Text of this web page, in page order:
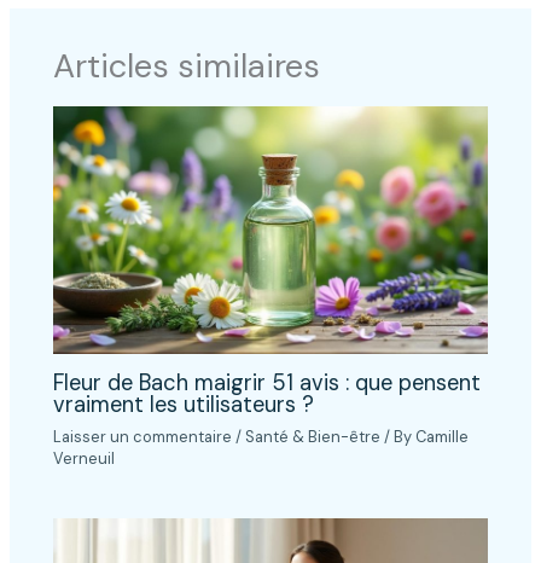
Articles similaires
Fleur de Bach maigrir 51 avis : que pensent
vraiment les utilisateurs ?
Laisser un commentaire / Santé & Bien-être / By Camille
Verneuil